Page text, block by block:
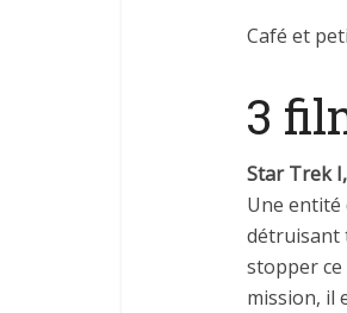
Café et
3
Star Trek
Une entité
détruisant
stopper ce
mission, il